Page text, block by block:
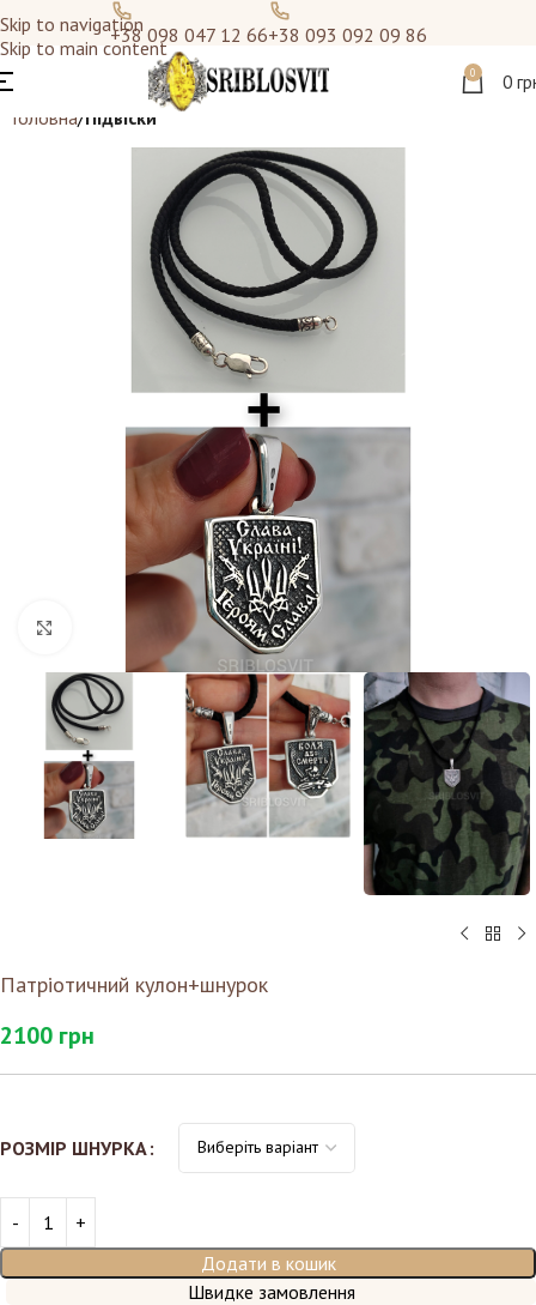
Skip to navigation
Skip to main content
+38 098 047 12 66+38 093 092 09 86
0 0
Головна Підвіски
Клацніть, щоб збільшити
Патріотичний кулон+шнурок
2100 грн
РОЗМІР ШНУРКА
Додати в кошик
Швидке замовлення